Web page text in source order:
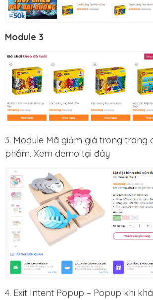
Module 3
3. Module Mã giảm giá trong trang
phẩm. Xem demo tại đây
4. Exit Intent Popup – Popup khi